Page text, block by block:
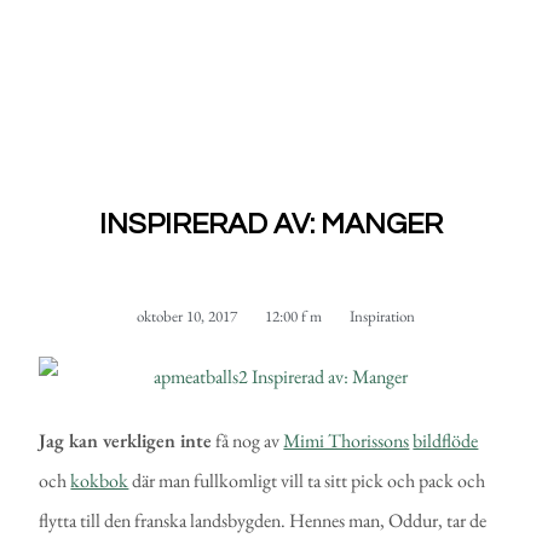
INSPIRERAD AV: MANGER
oktober 10, 2017 12:00 f m Inspiration
Jag kan verkligen intefå nog avMimi Thorissonsbildflöde
ochkokbokdär man fullkomligt vill ta sitt pick och pack och
flytta till den franska landsbygden. Hennes man, Oddur, tar de